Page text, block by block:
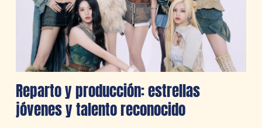
Reparto y producción: estrellas
jóvenes y talento reconocido